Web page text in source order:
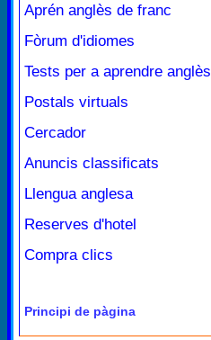
Aprén anglès de franc
Fòrum d'idiomes
Tests per a aprendre anglès
Postals virtuals
Cercador
Anuncis classificats
Llengua anglesa
Reserves d'hotel
Compra clics
Principi de pàgina